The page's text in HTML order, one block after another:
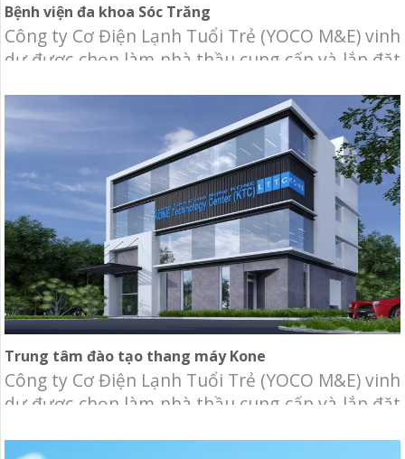
Bệnh viện đa khoa Sóc Trăng
Công ty Cơ Điện Lạnh Tuổi Trẻ (YOCO M&E) vinh
dự được chọn làm nhà thầu cung cấp và lắp đặt
thang cho Bệnh viện đa khoa Sóc Trăng. Chủ
đầu tư: Bệnh viện đa khoa Sóc Trăng Địa điểm:
17 Pasteur, Khóm 5, Phường
Trung tâm đào tạo thang máy Kone
Công ty Cơ Điện Lạnh Tuổi Trẻ (YOCO M&E) vinh
dự được chọn làm nhà thầu cung cấp và lắp đặt
thang máy Kone. KONE, Tập đoàn dẫn đầu